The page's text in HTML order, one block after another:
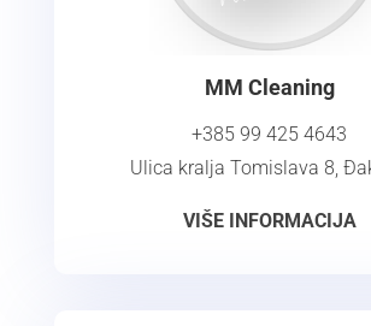
MM Cleaning
+385 99 425 4643
Ulica kralja Tomislava 8,
VIŠE INFORMACIJA